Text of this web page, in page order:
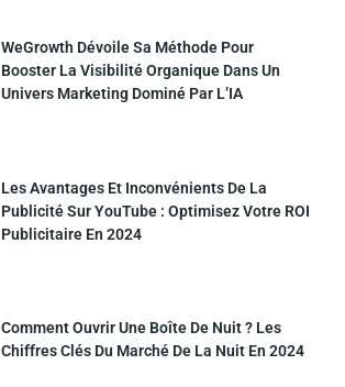
WeGrowth Dévoile Sa Méthode Pour
Booster La Visibilité Organique Dans Un
Univers Marketing Dominé Par L’IA
Les Avantages Et Inconvénients De La
Publicité Sur YouTube : Optimisez Votre ROI
Publicitaire En 2024
Comment Ouvrir Une Boîte De Nuit ? Les
Chiffres Clés Du Marché De La Nuit En 2024